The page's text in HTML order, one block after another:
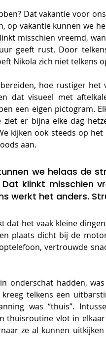
Dat vakantie voor
op vakantie kunnen we
misschien vreemd,
geeft rust. Door
Nikola zich niet telkens
hoe rustiger
dat visueel met
een eigen pictogram.
ziet er bijna elke dag
kijken ook steeds op
aan.
we helaas de
klinkt misschien
werkt het anders.
dat het vaak kleine
plaats dicht bij de
vertrouwde
onderschat hadden,
telkens een
was “thuis”.
thuisroutine vlot in
ze al kunnen